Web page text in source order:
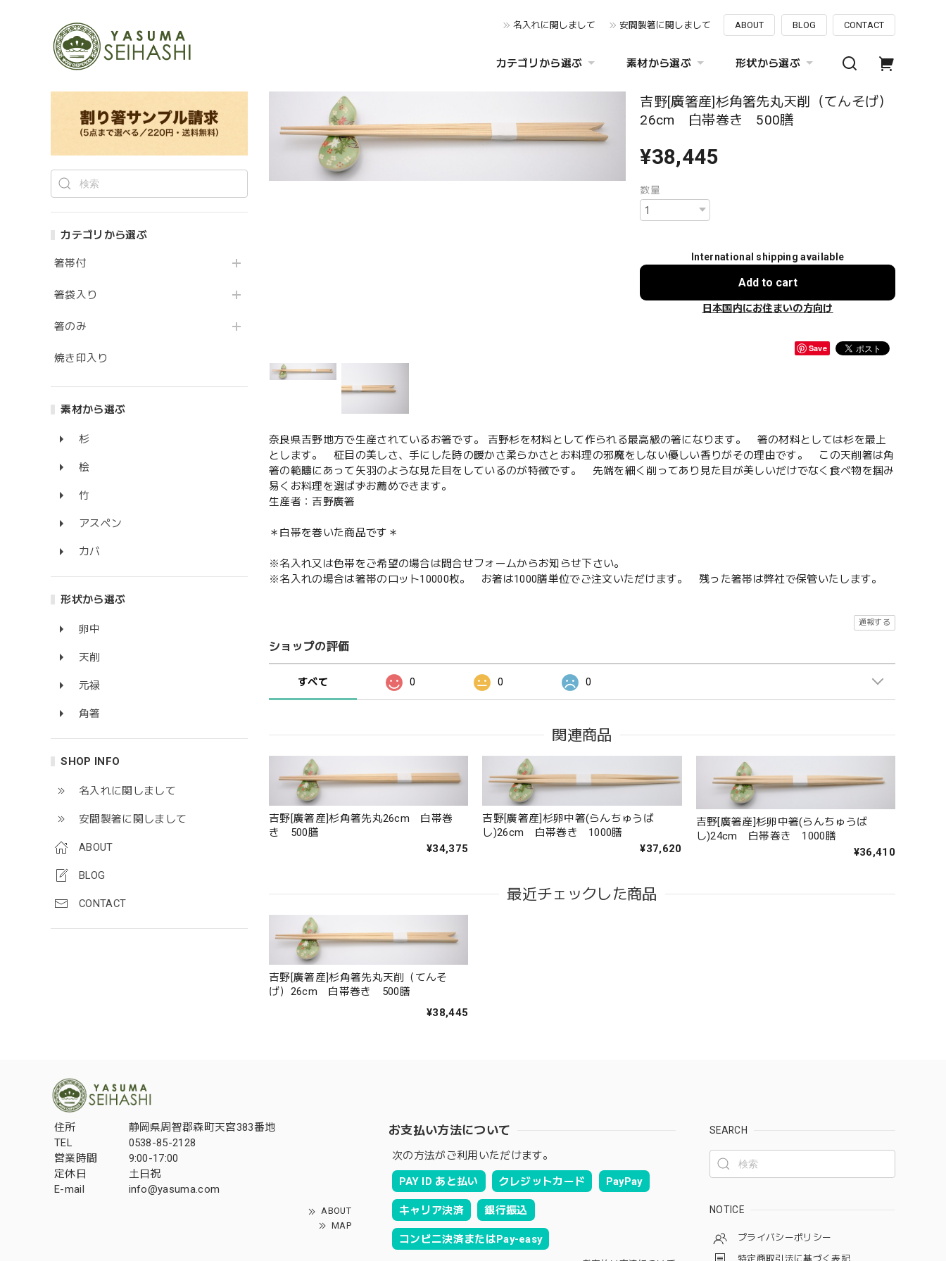
名入れに関しまして 安間製箸に関しまして ABOUT BLOG CONTACT
カテゴリから選ぶ 素材から選ぶ 形状から選ぶ
カテゴリから選ぶ
箸帯付
箸袋入り
箸のみ
焼き印入り
素材から選ぶ
杉
桧
竹
アスペン
カバ
形状から選ぶ
卵中
天削
元禄
角箸
SHOP INFO
名入れに関しまして
安間製箸に関しまして
ABOUT
BLOG
CONTACT
吉野[廣箸産]杉角箸先丸天削（てんそげ）
26cm 白帯巻き 500膳
¥38,445
数量
International shipping available
Add to cart
日本国内にお住まいの方向け
Save
奈良県吉野地方で生産されているお箸です。 吉野杉を材料として作られる最高級の箸になります。 箸の材料としては杉を最上
とします。 柾目の美しさ、手にした時の暖かさ柔らかさとお料理の邪魔をしない優しい香りがその理由です。 この天削箸は角
箸の範疇にあって矢羽のような見た目をしているのが特徴です。 先端を細く削ってあり見た目が美しいだけでなく食べ物を掴み
易くお料理を選ばずお薦めできます。
生産者：吉野廣箸
＊白帯を巻いた商品です＊
※名入れ又は色帯をご希望の場合は問合せフォームからお知らせ下さい。
※名入れの場合は箸帯のロット10000枚。 お箸は1000膳単位でご注文いただけます。 残った箸帯は弊社で保管いたします。
通報する
ショップの評価
すべて 0 0 0
関連商品
吉野[廣箸産]杉角箸先丸26cm 白帯巻
き 500膳
¥34,375
吉野[廣箸産]杉卵中箸(らんちゅうば
し)26cm 白帯巻き 1000膳
¥37,620
吉野[廣箸産]杉卵中箸(らんちゅうば
し)24cm 白帯巻き 1000膳
¥36,410
最近チェックした商品
吉野[廣箸産]杉角箸先丸天削（てんそ
げ）26cm 白帯巻き 500膳
¥38,445
住所
静岡県周智郡森町天宮383番地
TEL
0538-85-2128
営業時間
9:00-17:00
定休日
土日祝
E-mail
info@yasuma.com
ABOUT
MAP
お支払い方法について
次の方法がご利用いただけます。
PAY ID あと払い クレジットカード PayPay
キャリア決済 銀行振込
コンビニ決済またはPay-easy
SEARCH
NOTICE
プライバシーポリシー
特定商取引法に基づく表記